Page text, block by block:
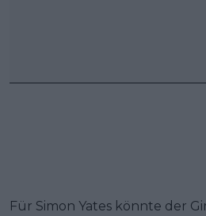
Für Simon Yates könnte der